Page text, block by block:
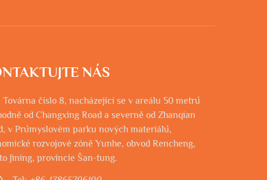
NÁS
Továrna číslo 8, nacházející se v areálu 50 metrů
od Changxing Road a severně od Zhanqian
v Průmyslovém parku nových materiálů,
rozvojové zóně Yunhe, obvod Rencheng,
Jining, provincie Šan-tung.